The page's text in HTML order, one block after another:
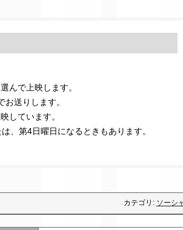
んで上映します。
送りします。
しています。
、第4日曜日になるときもあります。
カテゴリ: ソーシ